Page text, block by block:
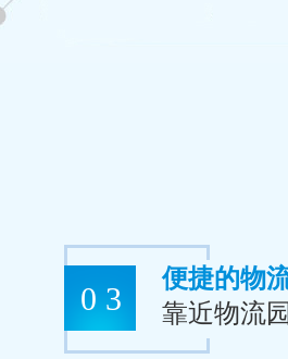
0 3
便捷的物
靠近物流